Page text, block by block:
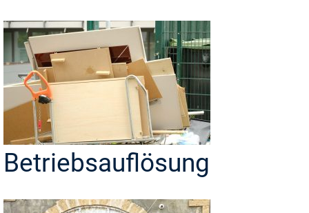
Betriebsauflösung